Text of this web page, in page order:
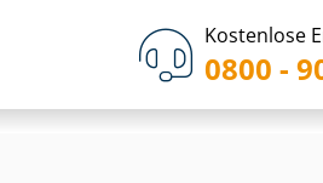
Kostenlose
0800 -